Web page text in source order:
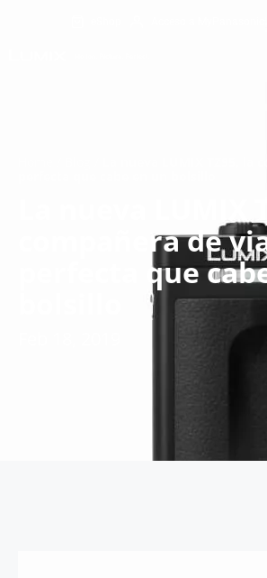
La nueva LUMIX TZ95, la
La nueva LUMIX
compañera de
perfecta que